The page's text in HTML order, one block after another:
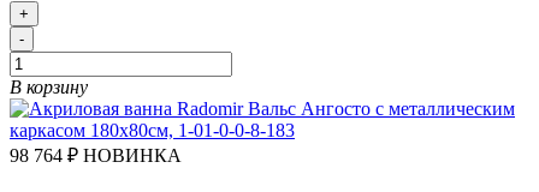
+
-
В корзину
98 764 ₽ НОВИНКА